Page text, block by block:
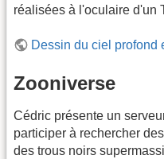
réalisées à l'oculaire d'un
Dessin du ciel profond
Zooniverse
Cédric présente un
participer à rechercher
des trous noirs